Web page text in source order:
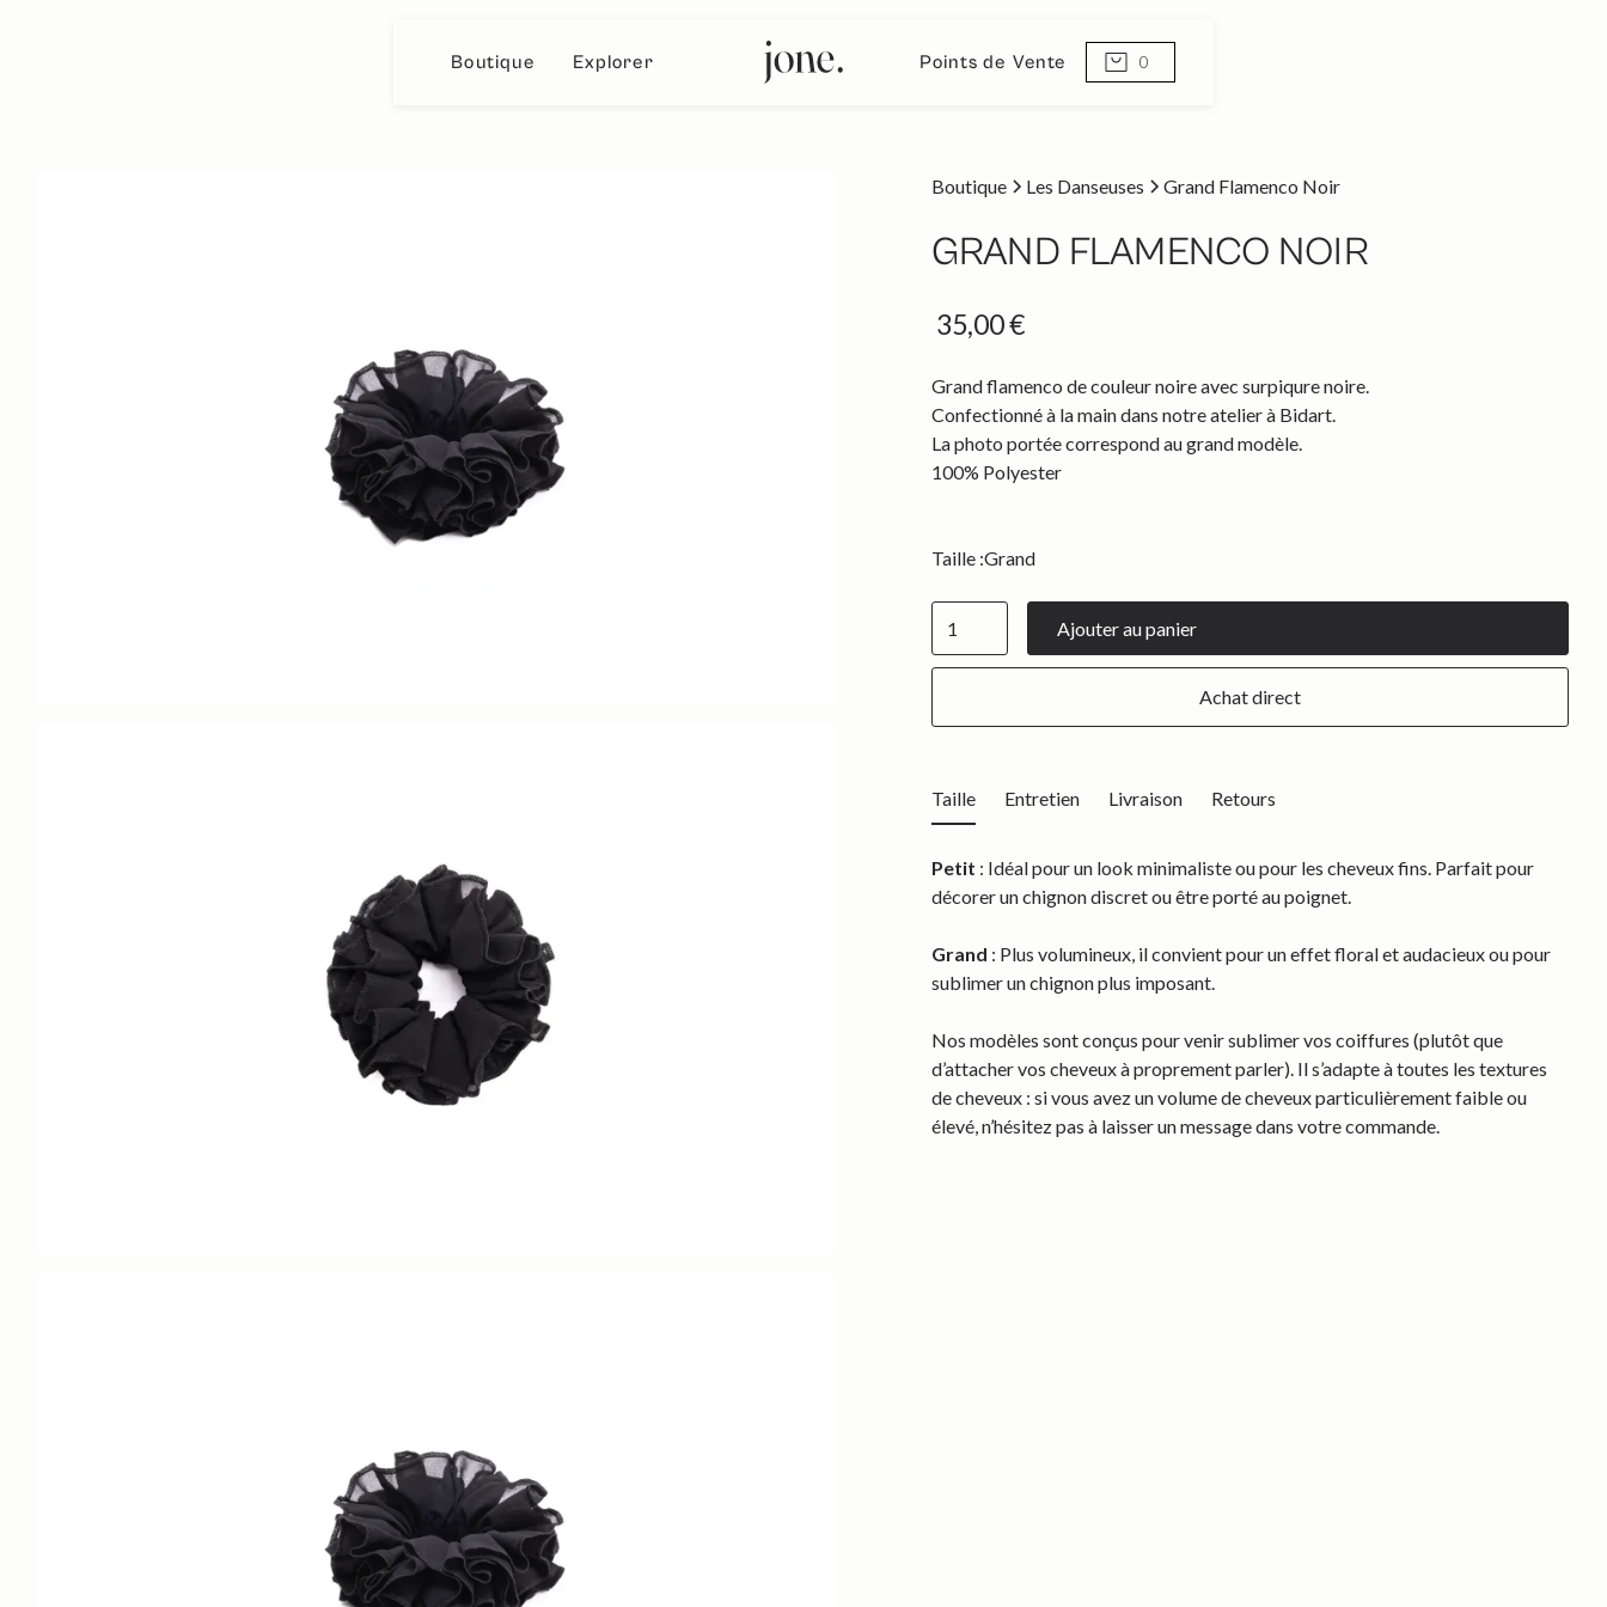
Boutique Explorer Points de Vente 0
Boutique Les Danseuses Grand Flamenco Noir
GRAND FLAMENCO NOIR
35,00 €
Grand flamenco de couleur noire avec surpiqure noire.
Confectionné à la main dans notre atelier à Bidart.
La photo portée correspond au grand modèle.
100% Polyester
Taille :Grand
Achat direct
Taille Entretien Livraison Retours
Petit : Idéal pour un look minimaliste ou pour les cheveux fins. Parfait pour
décorer un chignon discret ou être porté au poignet.
Grand : Plus volumineux, il convient pour un effet floral et audacieux ou pour
sublimer un chignon plus imposant.
Nos modèles sont conçus pour venir sublimer vos coiffures (plutôt que
d’attacher vos cheveux à proprement parler). Il s’adapte à toutes les textures
de cheveux : si vous avez un volume de cheveux particulièrement faible ou
élevé, n’hésitez pas à laisser un message dans votre commande.